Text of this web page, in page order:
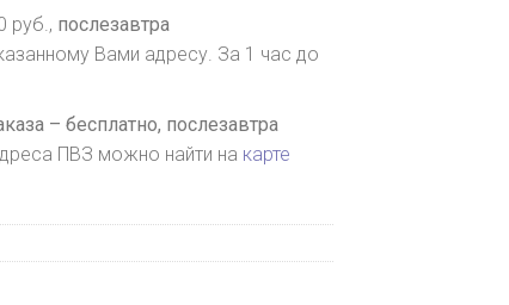
руб., послезавтра
Вами адресу. За 1 час до
– бесплатно, послезавтра
ПВЗ можно найти на карте